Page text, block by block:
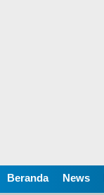
Beranda News